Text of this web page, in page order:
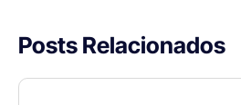
Posts Relacionados